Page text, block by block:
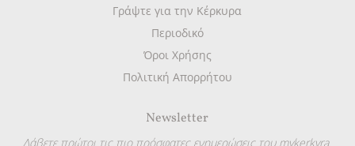
Γράψτε για την Κέρκυρα
Περιοδικό
Όροι Χρήσης
Πολιτική Απορρήτου
Newsletter
Λάβετε πρώτοι τις πιο πρόσφατες ενημερώσεις του mykerkyra.